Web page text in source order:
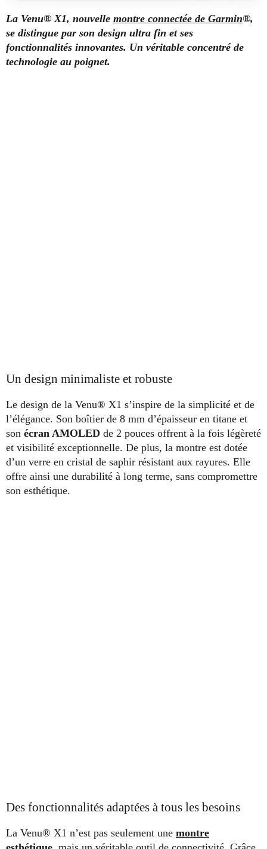
La Venu® X1, nouvelle montre connectée de Garmin®,
se distingue par son design ultra fin et ses
fonctionnalités innovantes. Un véritable concentré de
technologie au poignet.
Un design minimaliste et robuste
Le design de la Venu® X1 s’inspire de la simplicité et de
l’élégance. Son boîtier de 8 mm d’épaisseur en titane et
son écran AMOLED de 2 pouces offrent à la fois légèreté
et visibilité exceptionnelle. De plus, la montre est dotée
d’un verre en cristal de saphir résistant aux rayures. Elle
offre ainsi une durabilité à long terme, sans compromettre
son esthétique.
Des fonctionnalités adaptées à tous les besoins
La Venu® X1 n’est pas seulement une montre